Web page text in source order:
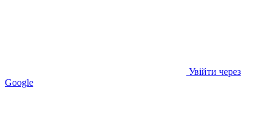
Увійти через
Google